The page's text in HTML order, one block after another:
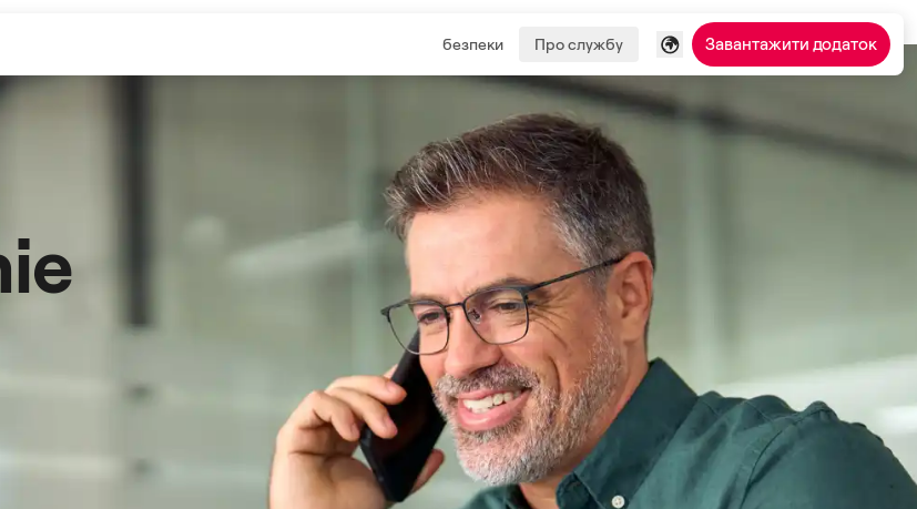
безпеки Про службу Завантажити додаток